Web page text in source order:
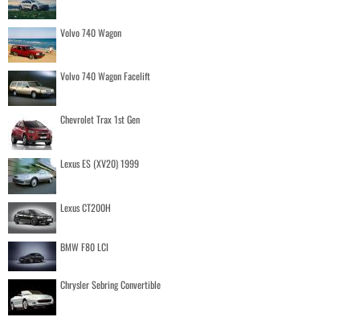
Volvo 740 Wagon
Volvo 740 Wagon Facelift
Chevrolet Trax 1st Gen
Lexus ES (XV20) 1999
Lexus CT200H
BMW F80 LCI
Chrysler Sebring Convertible